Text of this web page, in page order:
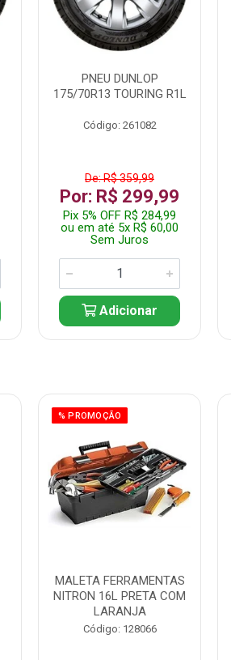
PNEU DUNLOP
175/70R13 TOURING R1L
Código: 261082
De: R$ 359,99
Por: R$ 299,99
Pix 5% OFF R$ 284,99
ou em até 5x R$ 60,00
Sem Juros
Adicionar
% PROMOÇÃO
MALETA FERRAMENTAS
NITRON 16L PRETA COM
LARANJA
Código: 128066